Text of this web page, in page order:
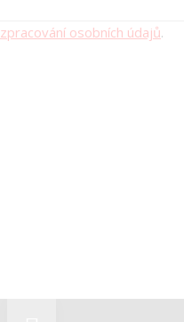
zpracování osobních údajů.